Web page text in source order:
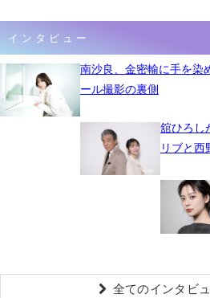
インタビュー
南沙良、金密輸に手を
ール撮影の裏側
舘ひろし
リブと西
全てのインタビ